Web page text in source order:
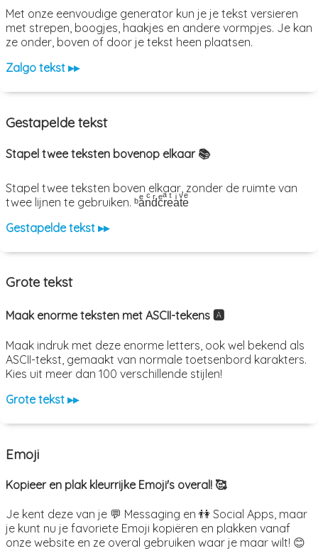
Met onze eenvoudige generator kun je je tekst versieren
met strepen, boogjes, haakjes en andere vormpjes. Je kan
ze onder, boven of door je tekst heen plaatsen.
Zalgo tekst ▸▸
Gestapelde tekst
Stapel twee teksten bovenop elkaar 📚
Stapel twee teksten boven elkaar, zonder de ruimte van
twee lijnen te gebruiken. ᵇaͤnͨdͬcͤrͣeͭaͥtͮeͤ
Gestapelde tekst ▸▸
Grote tekst
Maak enorme teksten met ASCII-tekens 🅰️
Maak indruk met deze enorme letters, ook wel bekend als
ASCII-tekst, gemaakt van normale toetsenbord karakters.
Kies uit meer dan 100 verschillende stijlen!
Grote tekst ▸▸
Emoji
Kopieer en plak kleurrijke Emoji's overal! 🥰
Je kent deze van je 💬 Messaging en 👫 Social Apps, maar
je kunt nu je favoriete Emoji kopiëren en plakken vanaf
onze website en ze overal gebruiken waar je maar wilt! 😊